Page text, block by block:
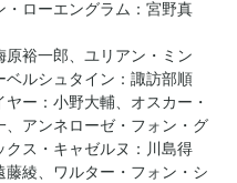
・ローエングラム：宮野真
裕一郎、ユリアン・ミン
ベルシュタイン：諏訪部順
ー：小野大輔、オスカー・
アンネローゼ・フォン・グ
クス・キャゼルヌ：川島得
綾、ワルター・フォン・シ